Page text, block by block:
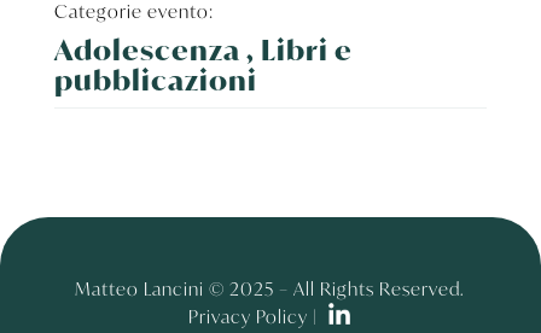
Categorie evento:
Adolescenza , Libri e
pubblicazioni
Matteo Lancini © 2025 – All Rights Reserved.
Privacy Policy |